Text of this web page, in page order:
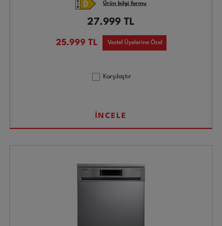
Ürün bilgi formu
27.999 TL
25.999 TL Vestel Üyelerine Özel
Karşılaştır
İNCELE